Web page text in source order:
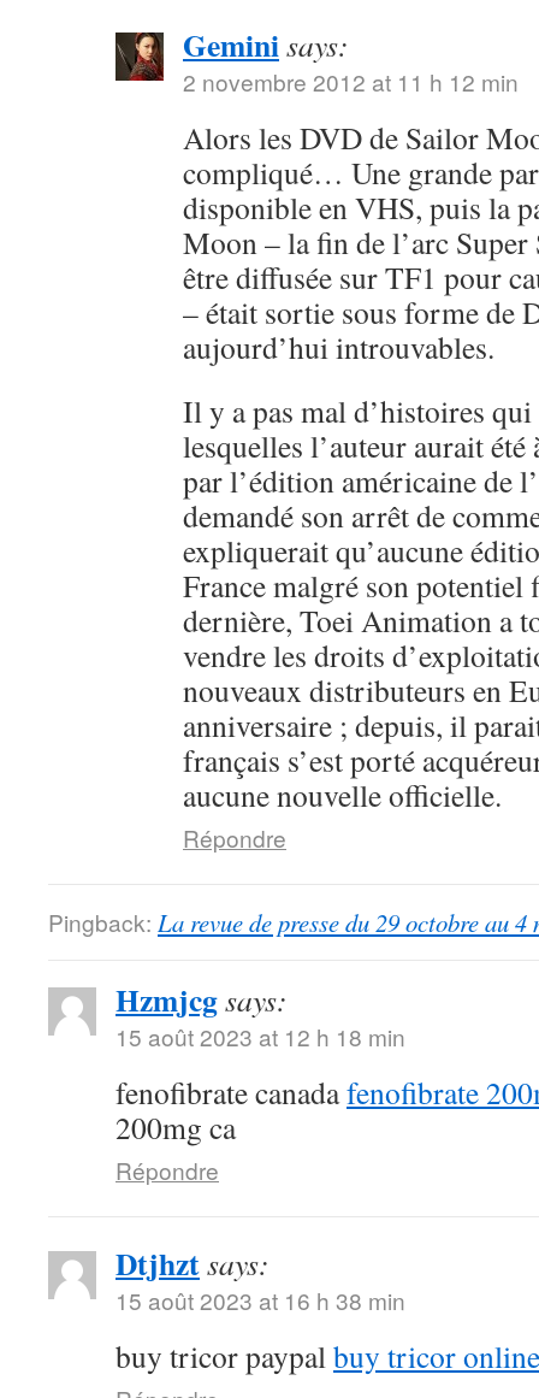
Geminisays:
2 novembre 2012 at 11 h 12 min
Alors les DVD de Sailor
compliqué… Une grande
disponible en VHS, puis la
Moon – la fin de l’arc Super
être diffusée sur TF1 pour
– était sortie sous forme de
aujourd’hui introuvables.
Il y a pas mal d’histoires
lesquelles l’auteur aurait
par l’édition américaine de
demandé son arrêt de
expliquerait qu’aucune
France malgré son potentiel
dernière, Toei Animation a
vendre les droits
nouveaux distributeurs en
anniversaire ; depuis, il
français s’est porté
aucune nouvelle officielle.
Répondre
Pingback: La revue de presse du 29 octobre au
Hzmjcgsays:
15 août 2023 at 12 h 18 min
fenofibrate canadafenofibrate
200mg ca
Répondre
Dtjhztsays:
15 août 2023 at 16 h 38 min
buy tricor paypalbuy tricor online